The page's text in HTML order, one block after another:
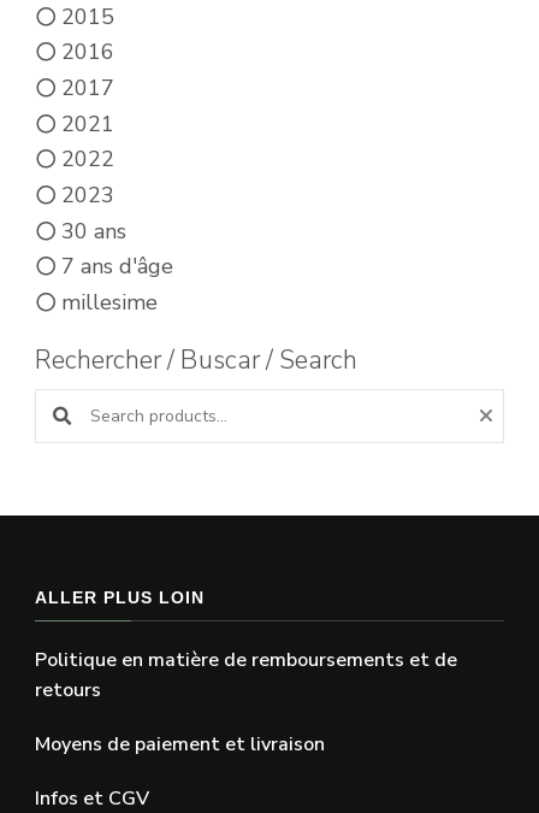
2015
2016
2017
2021
2022
2023
30 ans
7 ans d'âge
millesime
Rechercher / Buscar / Search
Search products:
ALLER PLUS LOIN
Politique en matière de remboursements et de
retours
Moyens de paiement et livraison
Infos et CGV